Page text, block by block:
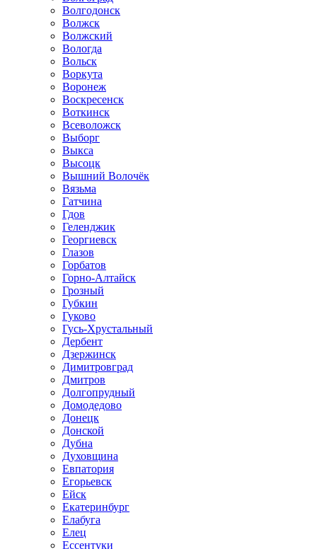
Волгодонск
Волжск
Волжский
Вологда
Вольск
Воркута
Воронеж
Воскресенск
Воткинск
Всеволожск
Выборг
Выкса
Высоцк
Вышний Волочёк
Вязьма
Гатчина
Гдов
Геленджик
Георгиевск
Глазов
Горбатов
Горно-Алтайск
Грозный
Губкин
Гуково
Гусь-Хрустальный
Дербент
Дзержинск
Димитровград
Дмитров
Долгопрудный
Домодедово
Донецк
Донской
Дубна
Духовщина
Евпатория
Егорьевск
Ейск
Екатеринбург
Елабуга
Елец
Ессентуки